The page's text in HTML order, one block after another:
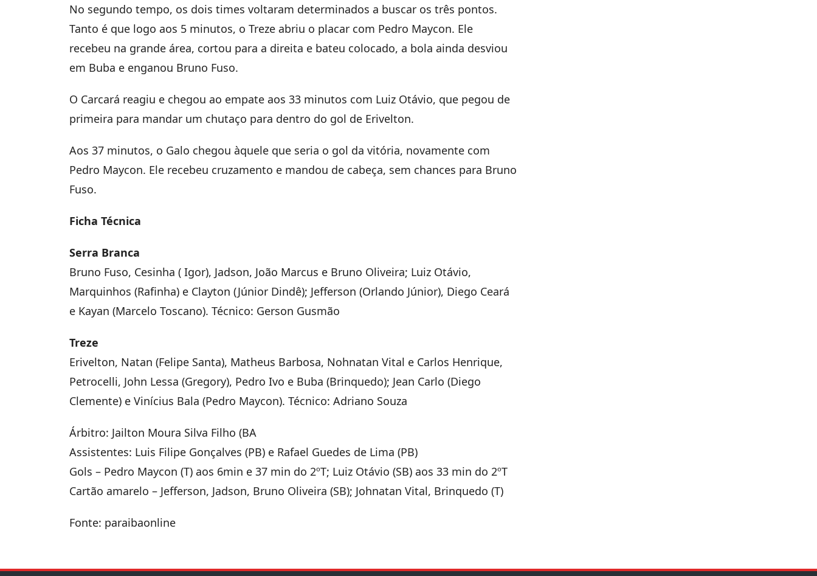
No segundo tempo, os dois times voltaram determinados a buscar os três pontos.
Tanto é que logo aos 5 minutos, o Treze abriu o placar com Pedro Maycon. Ele
recebeu na grande área, cortou para a direita e bateu colocado, a bola ainda desviou
em Buba e enganou Bruno Fuso.
O Carcará reagiu e chegou ao empate aos 33 minutos com Luiz Otávio, que pegou de
primeira para mandar um chutaço para dentro do gol de Erivelton.
Aos 37 minutos, o Galo chegou àquele que seria o gol da vitória, novamente com
Pedro Maycon. Ele recebeu cruzamento e mandou de cabeça, sem chances para Bruno
Fuso.
Ficha Técnica
Serra Branca
Bruno Fuso, Cesinha ( Igor), Jadson, João Marcus e Bruno Oliveira; Luiz Otávio,
Marquinhos (Rafinha) e Clayton (Júnior Dindê); Jefferson (Orlando Júnior), Diego Ceará
e Kayan (Marcelo Toscano). Técnico: Gerson Gusmão
Treze
Erivelton, Natan (Felipe Santa), Matheus Barbosa, Nohnatan Vital e Carlos Henrique,
Petrocelli, John Lessa (Gregory), Pedro Ivo e Buba (Brinquedo); Jean Carlo (Diego
Clemente) e Vinícius Bala (Pedro Maycon). Técnico: Adriano Souza
Árbitro: Jailton Moura Silva Filho (BA
Assistentes: Luis Filipe Gonçalves (PB) e Rafael Guedes de Lima (PB)
Gols – Pedro Maycon (T) aos 6min e 37 min do 2ºT; Luiz Otávio (SB) aos 33 min do 2ºT
Cartão amarelo – Jefferson, Jadson, Bruno Oliveira (SB); Johnatan Vital, Brinquedo (T)
Fonte: paraibaonline